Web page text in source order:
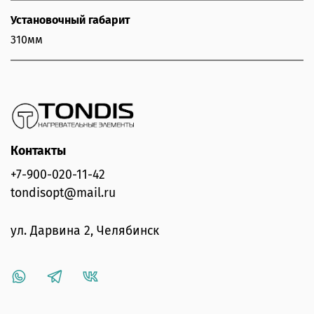
Установочный габарит
310мм
Контакты
+7-900-020-11-42
tondisopt@mail.ru
ул. Дарвина 2, Челябинск